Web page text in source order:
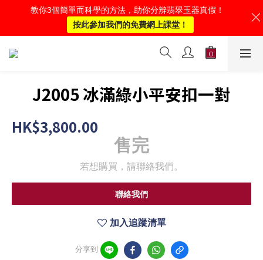
J2005 冰滿綠小平安扣一對
HK$3,800.00
售完
若想購買，請聯絡我們。
聯絡我們
加入追蹤清單
分享到
教你3個簡單而科學的方法，助你分辨翡翠玉器真假！
按此參加我們的免費網上課堂！